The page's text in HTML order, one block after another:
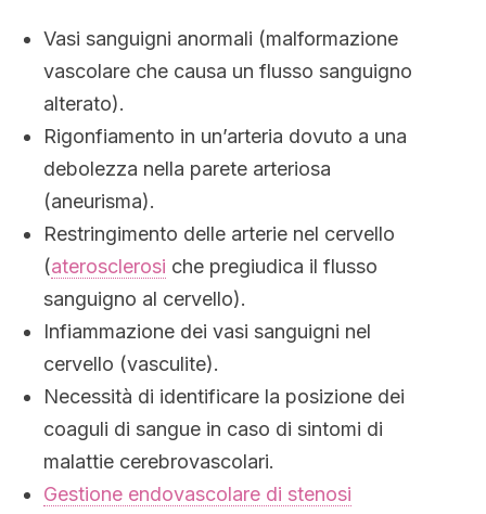
Vasi sanguigni anormali (malformazione
vascolare che causa un flusso sanguigno
alterato).
Rigonfiamento in un’arteria dovuto a una
debolezza nella parete arteriosa
(aneurisma).
Restringimento delle arterie nel cervello
(aterosclerosi che pregiudica il flusso
sanguigno al cervello).
Infiammazione dei vasi sanguigni nel
cervello (vasculite).
Necessità di identificare la posizione dei
coaguli di sangue in caso di sintomi di
malattie cerebrovascolari.
Gestione endovascolare di stenosi